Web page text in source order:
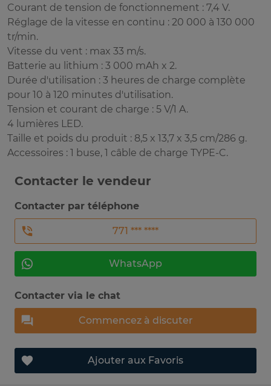
Courant de tension de fonctionnement : 7,4 V.
Réglage de la vitesse en continu : 20 000 à 130 000
tr/min.
Vitesse du vent : max 33 m/s.
Batterie au lithium : 3 000 mAh x 2.
Durée d'utilisation : 3 heures de charge complète
pour 10 à 120 minutes d'utilisation.
Tension et courant de charge : 5 V/1 A.
4 lumières LED.
Taille et poids du produit : 8,5 x 13,7 x 3,5 cm/286 g.
Accessoires : 1 buse, 1 câble de charge TYPE-C.
Contacter le vendeur
Contacter par téléphone
771 *** ****
WhatsApp
Contacter via le chat
Commencez à discuter
Ajouter aux Favoris